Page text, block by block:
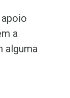
a
alguma